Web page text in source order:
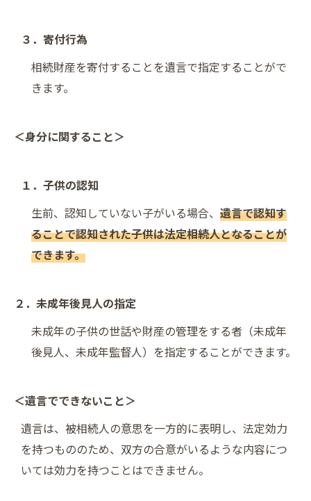
３．寄付行為
相続財産を寄付することを遺言で指定することがで
きます。
＜身分に関すること＞
１．子供の認知
生前、認知していない子がいる場合、 遺言で認知す
ることで認知された子供は法定相続人となることが
できます。
２．未成年後見人の指定
未成年の子供の世話や財産の管理をする者（未成年
後見人、未成年監督人）を指定することができます。
＜遺言でできないこと＞
遺言は、被相続人の意思を一方的に表明し、法定効力
を持つもののため、双方の合意がいるような内容につ
いては効力を持つことはできません。